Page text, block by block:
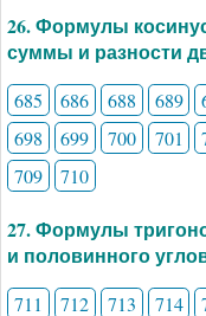
26. Формулы
суммы и разности
685 686 688 689
698
699 700 701
709
710
27. Формулы
и половинного
711 712 713 714